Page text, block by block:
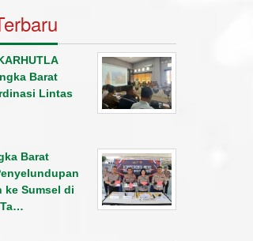
Barat
Lintas
Barat
ke Sumsel di